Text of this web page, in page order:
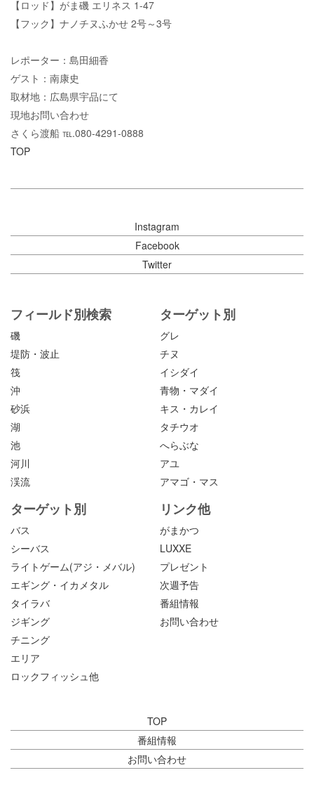
【ロッド】がま磯 エリネス 1-47
【フック】ナノチヌふかせ 2号～3号
レポーター：島田細香
ゲスト：南康史
取材地：広島県宇品にて
現地お問い合わせ
さくら渡船 ℡.080-4291-0888
TOP
Instagram
Facebook
Twitter
フィールド別検索
磯
堤防・波止
筏
沖
砂浜
湖
池
河川
渓流
ターゲット別
グレ
チヌ
イシダイ
青物・マダイ
キス・カレイ
タチウオ
へらぶな
アユ
アマゴ・マス
ターゲット別
バス
シーバス
ライトゲーム(アジ・メバル)
エギング・イカメタル
タイラバ
ジギング
チニング
エリア
ロックフィッシュ他
リンク他
がまかつ
LUXXE
プレゼント
次週予告
番組情報
お問い合わせ
TOP
番組情報
お問い合わせ